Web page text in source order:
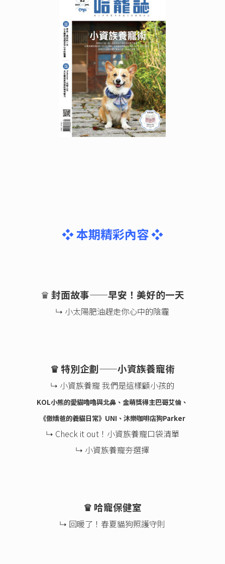
❖ 本期精彩內容 ❖
♛ 封面故事——早安！美好的一天
↳ 小太陽肥油趕走你心中的陰霾
♛ 特別企劃——小資族養寵術
↳ 小資族養寵 我們是這樣顧小孩的
KOL小熊的愛貓嚕嚕與北鼻、金萌獎得主巴哥艾倫、
《傲嬌爸的養貓日常》UNI、沐樂咖啡店狗Parker
↳ Check it out！小資族養寵口袋清單
↳ 小資族養寵夯選擇
♛ 哈寵保健室
↳ 回暖了！春夏貓狗照護守則